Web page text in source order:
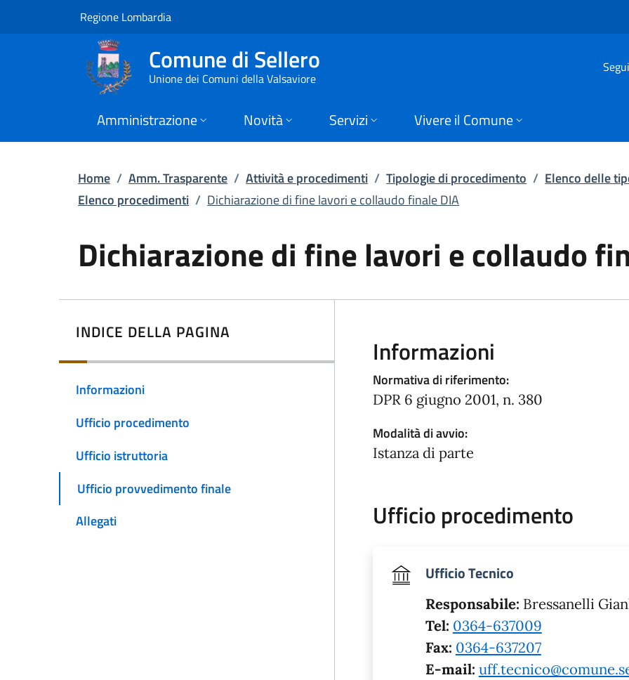
Vai al contenuto principale
Dichiarazione di fine lavori e collaudo
Regione Lombardia
Comune di Sellero
Unione dei Comuni della Valsaviore
Amministrazione Novità Servizi Vivere il Comune
Home / Amm. Trasparente / Attività e procedimenti / Tipologie di procedimento / Elenco delle
Elenco procedimenti / Dichiarazione di fine lavori e collaudo finale DIA
Dichiarazione di fine lavori e collaudo
INDICE DELLA PAGINA
Informazioni
Ufficio procedimento
Ufficio istruttoria
Ufficio provvedimento finale
Allegati
Informazioni
Normativa di riferimento:
DPR 6 giugno 2001, n. 380
Modalità di avvio:
Istanza di parte
Ufficio procedimento
Ufficio Tecnico
Responsabile: Bressanelli
Tel: 0364-637009
Fax: 0364-637207
E-mail: